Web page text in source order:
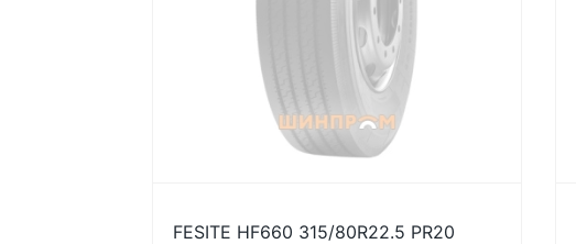
FESITE HF660 315/80R22.5 PR20